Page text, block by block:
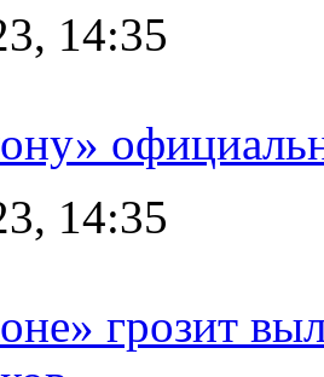
14:35
14:35
грозит